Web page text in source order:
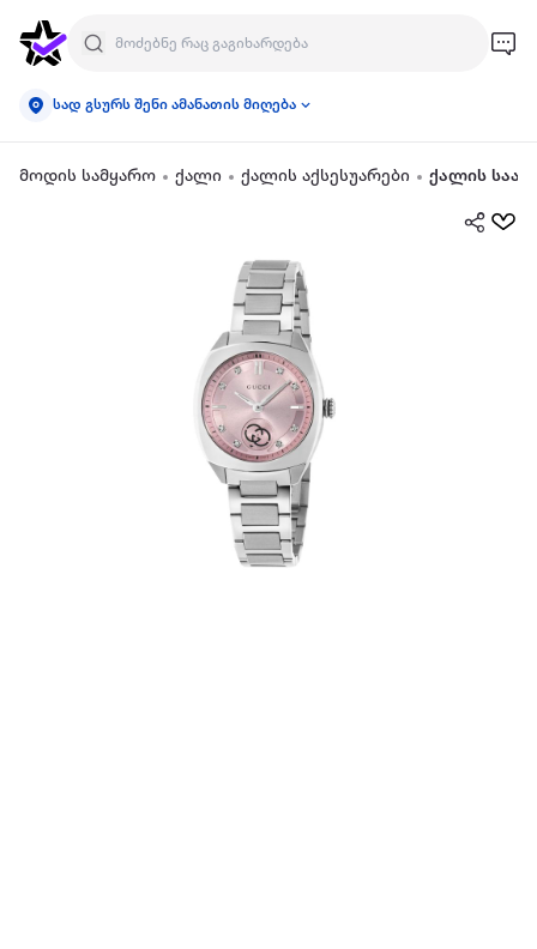
სად გსურს შენი ამანათის მიღება
მოდის სამყარო ქალი ქალის აქსესუარები ქალის